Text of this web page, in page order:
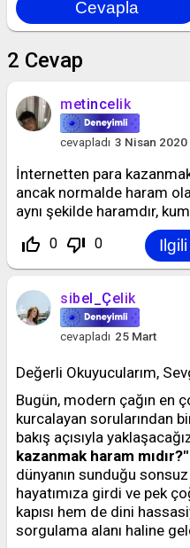
2 Cevap
metincelik
cevapladı 3 Nisan 2020
İnternetten para
ancak normalde haram
aynı şekilde haramdır,
thumb_up_off_alt 0 thumb_down_off_alt 0
sibel_Çelik
cevapladı 25 Mart
Değerli Okuyucularım,
Bugün, modern çağın en
kurcalayan sorularından
bakış açısıyla
kazanmak haram mıdır?"
dünyanın sunduğu
hayatımıza girdi ve pek
kapısı hem de dini
sorgulama alanı haline